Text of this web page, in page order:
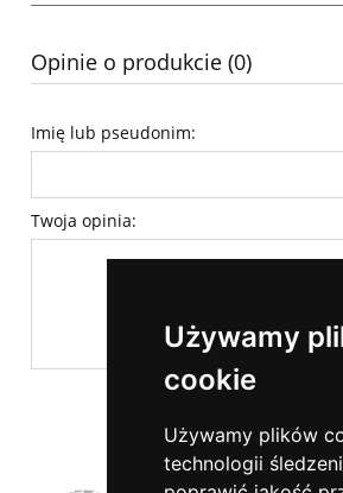
Używamy
cookie
Używamy plików
technologii
Opinie o produkcie (0)
Imię lub pseudonim:
Twoja opinia: